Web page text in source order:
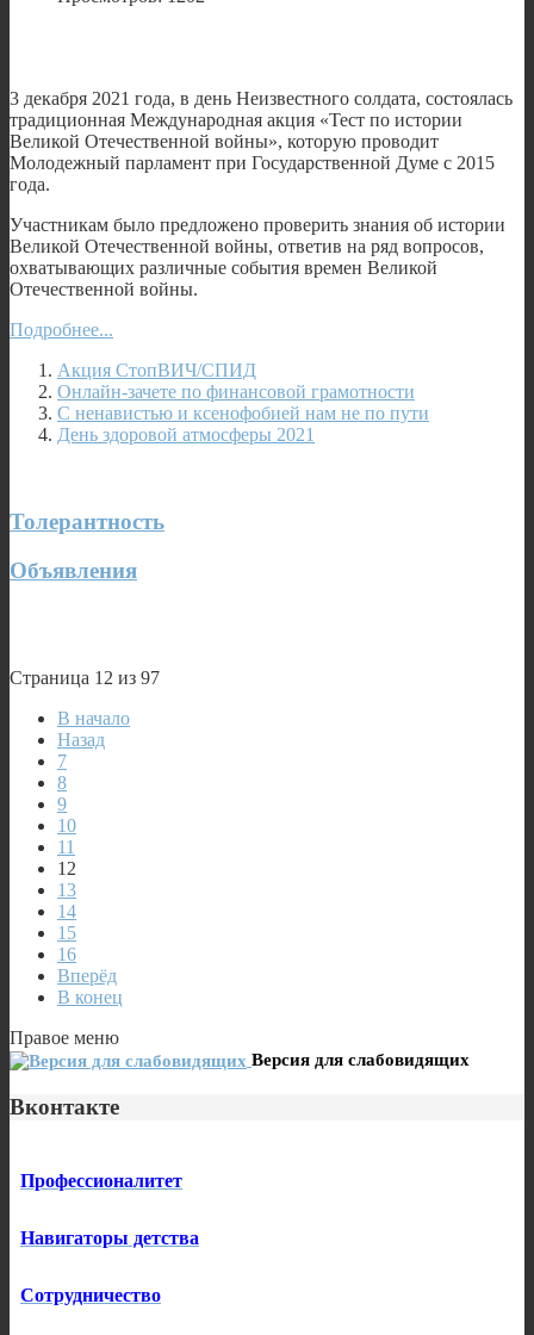
3 декабря 2021 года, в день Неизвестного солдата, состоялась
традиционная Международная акция «Тест по истории
Великой Отечественной войны», которую проводит
Молодежный парламент при Государственной Думе с 2015
года.
Участникам было предложено проверить знания об истории
Великой Отечественной войны, ответив на ряд вопросов,
охватывающих различные события времен Великой
Отечественной войны.
Подробнее...
Акция СтопВИЧ/СПИД
Онлайн-зачете по финансовой грамотности
С ненавистью и ксенофобией нам не по пути
День здоровой атмосферы 2021
Толерантность
Объявления
Страница 12 из 97
В начало
Назад
7
8
9
10
11
12
13
14
15
16
Вперёд
В конец
Правое меню
Версия для слабовидящих
Вконтакте
Профессионалитет
Навигаторы детства
Сотрудничество